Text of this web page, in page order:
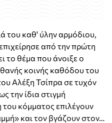
του καθ' ύλην αρμόδιου,
από την πρώτη
το θέμα που άνοιξε ο
κοινής καθόδου του
Αλέξη Τσίπρα σε τυχόν
την ίδια στιγμή
κόμματος επιλέγουν
και τον βγάζουν στον…